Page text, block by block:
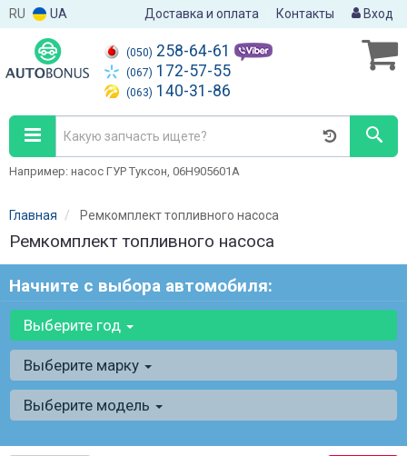
RU UA Доставка и оплата Контакты Вход
(050) 258-64-61
(067) 172-57-55
(063) 140-31-86
Например: насос ГУР Туксон, 06H905601A
Главная Ремкомплект топливного насоса
Ремкомплект топливного насоса
Начните с выбора автомобиля:
Выберите год
Выберите марку
Выберите модель